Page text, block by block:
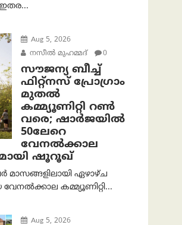
ഇതര...
Aug 5, 2026
നസീല്‍ മുഹമ്മദ്
0
സൗജന്യ ബീച്ച്
ഫിറ്റ്നസ് പ്രോ​ഗ്രാം
മുതൽ
കമ്മ്യൂണിറ്റി റൺ
വരെ; ഷാർജയിൽ
50ലേറെ
വേനൽക്കാല
ഷൂറൂഖ്
മാസങ്ങളിലായി ഏഴാഴ്ച
കമ്മ്യൂണിറ്റി...
Aug 5, 2026